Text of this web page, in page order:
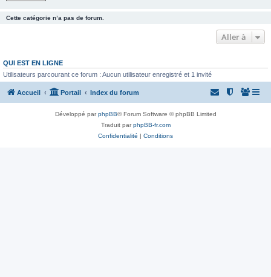
Cette catégorie n’a pas de forum.
Aller à
QUI EST EN LIGNE
Utilisateurs parcourant ce forum : Aucun utilisateur enregistré et 1 invité
Accueil Portail Index du forum
Développé parphpBB® Forum Software © phpBB Limited
Traduit parphpBB-fr.com
Confidentialité | Conditions